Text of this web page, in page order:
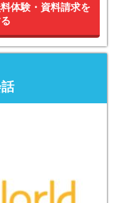
体験・資料請求を